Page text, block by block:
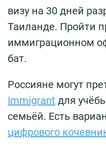
визу на 30 дней
Таиланде. Пройти
иммиграционном
бат.
Россияне могут
Immigrant для
семьёй. Есть
цифрового